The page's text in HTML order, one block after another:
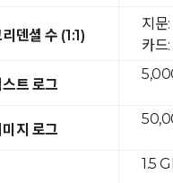
덴셜 수 (1:1)
트 로그
지 로그
지
카
1.5